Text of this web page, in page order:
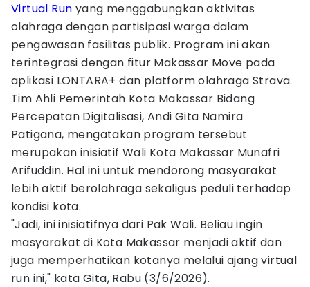
Virtual Run yang menggabungkan aktivitas
olahraga dengan partisipasi warga dalam
pengawasan fasilitas publik. Program ini akan
terintegrasi dengan fitur Makassar Move pada
aplikasi LONTARA+ dan platform olahraga Strava.
Tim Ahli Pemerintah Kota Makassar Bidang
Percepatan Digitalisasi, Andi Gita Namira
Patigana, mengatakan program tersebut
merupakan inisiatif Wali Kota Makassar Munafri
Arifuddin. Hal ini untuk mendorong masyarakat
lebih aktif berolahraga sekaligus peduli terhadap
kondisi kota.
"Jadi, ini inisiatifnya dari Pak Wali. Beliau ingin
masyarakat di Kota Makassar menjadi aktif dan
juga memperhatikan kotanya melalui ajang virtual
run ini," kata Gita, Rabu (3/6/2026).